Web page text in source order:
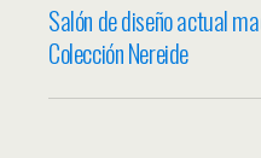
Salón de diseño actual
Colección Nereide